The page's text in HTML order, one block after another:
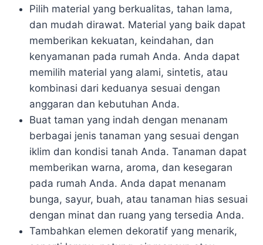
Pilih material yang berkualitas, tahan lama,
dan mudah dirawat. Material yang baik dapat
memberikan kekuatan, keindahan, dan
kenyamanan pada rumah Anda. Anda dapat
memilih material yang alami, sintetis, atau
kombinasi dari keduanya sesuai dengan
anggaran dan kebutuhan Anda.
Buat taman yang indah dengan menanam
berbagai jenis tanaman yang sesuai dengan
iklim dan kondisi tanah Anda. Tanaman dapat
memberikan warna, aroma, dan kesegaran
pada rumah Anda. Anda dapat menanam
bunga, sayur, buah, atau tanaman hias sesuai
dengan minat dan ruang yang tersedia Anda.
Tambahkan elemen dekoratif yang menarik,